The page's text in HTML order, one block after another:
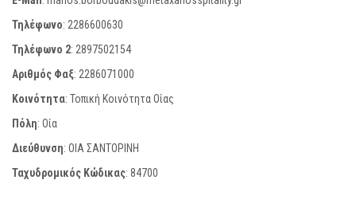
Τηλέφωνο: 2286600630
Τηλέφωνο 2: 2897502154
Αριθμός Φαξ: 2286071000
Κοινότητα: Τοπική Κοινότητα Οίας
Πόλη: Οία
Διεύθυνση: ΟΙΑ ΣΑΝΤΟΡΙΝΗ
Ταχυδρομικός Κώδικας: 84700